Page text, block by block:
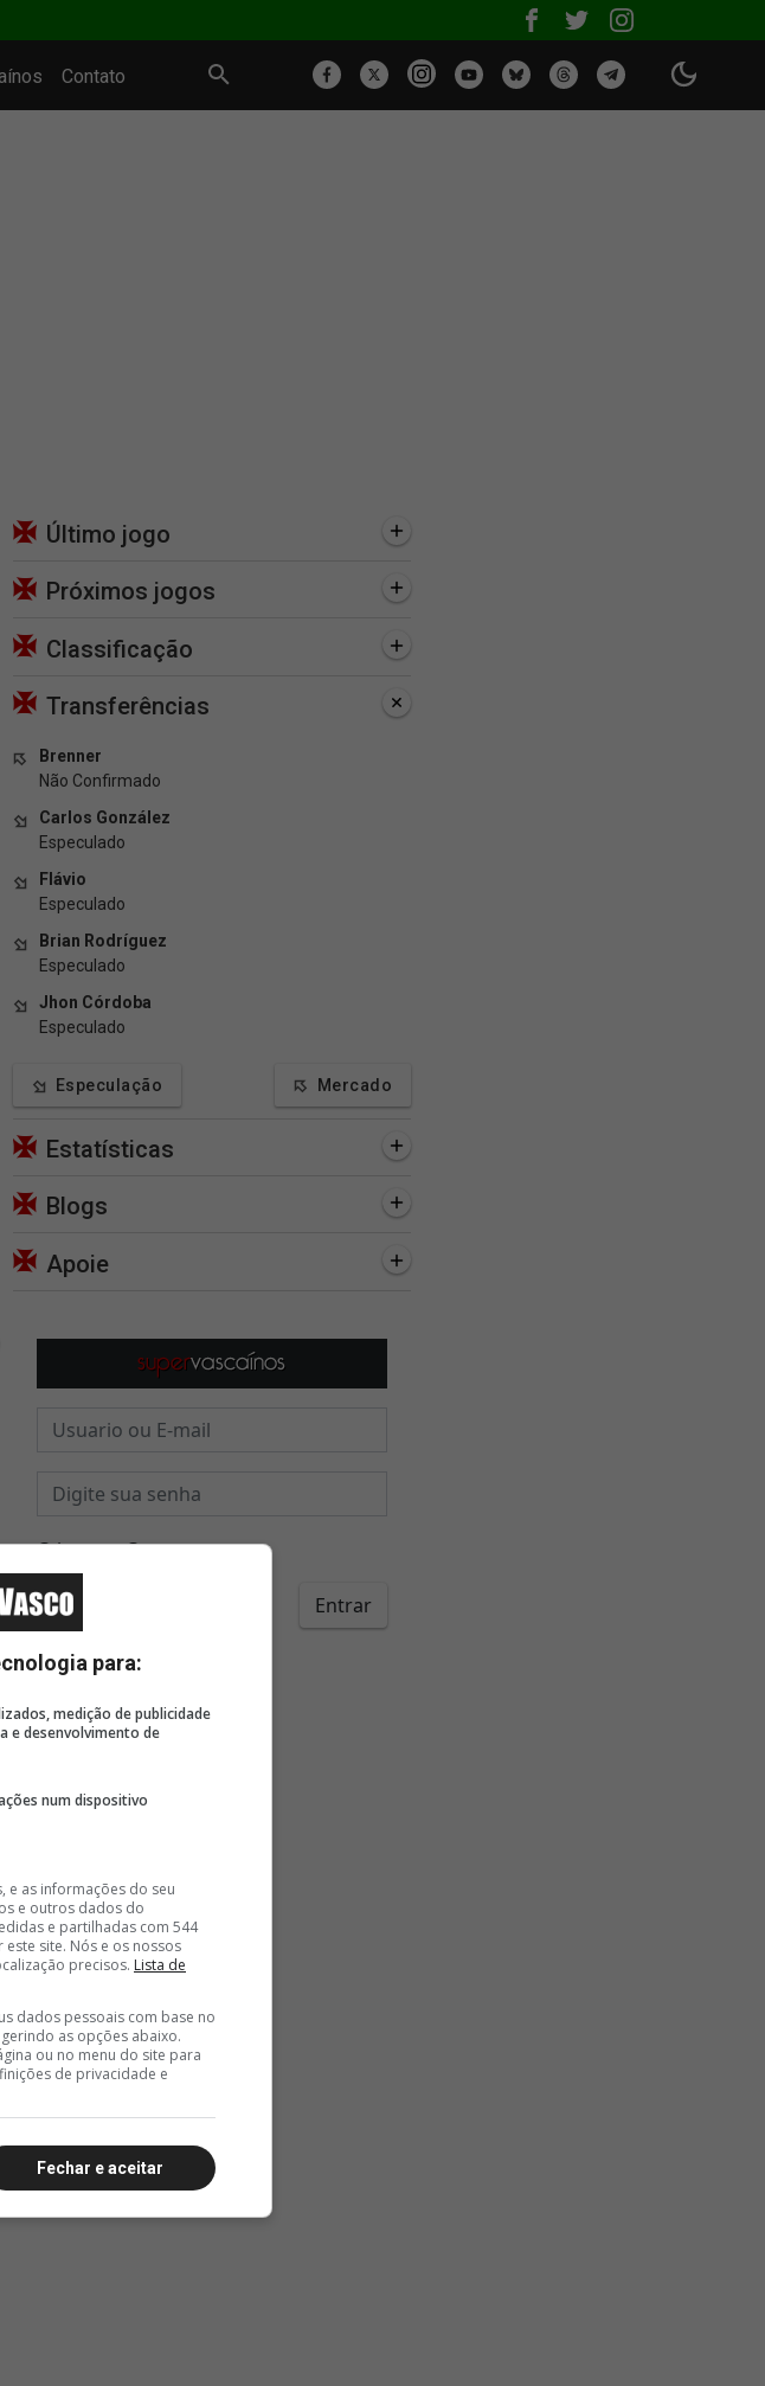
Contato
51 minutos
1 x 3 Vasco
9 horas, 4 minutos
contratação de Sosa e
Último jogo
Próximos jogos
Classificação
Transferências
Brenner
Não Confirmado
Carlos González
Especulado
Flávio
Especulado
Brian Rodríguez
Especulado
Jhon Córdoba
Especulado
Especulação Mercado
Estatísticas
Blogs
Apoie
para:
medição de publicidade
e desenvolvimento de
num dispositivo
e as informações do seu
e outros dados do
e partilhadas com 544
site. Nós e os nossos
precisos. Lista de
dados pessoais com base no
as opções abaixo.
ou no menu do site para
de privacidade e
Fechar e aceitar